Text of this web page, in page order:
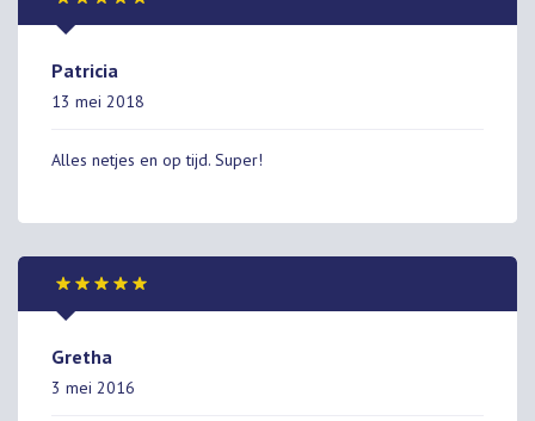
Patricia
13 mei 2018
Alles netjes en op tijd. Super!
Gretha
3 mei 2016